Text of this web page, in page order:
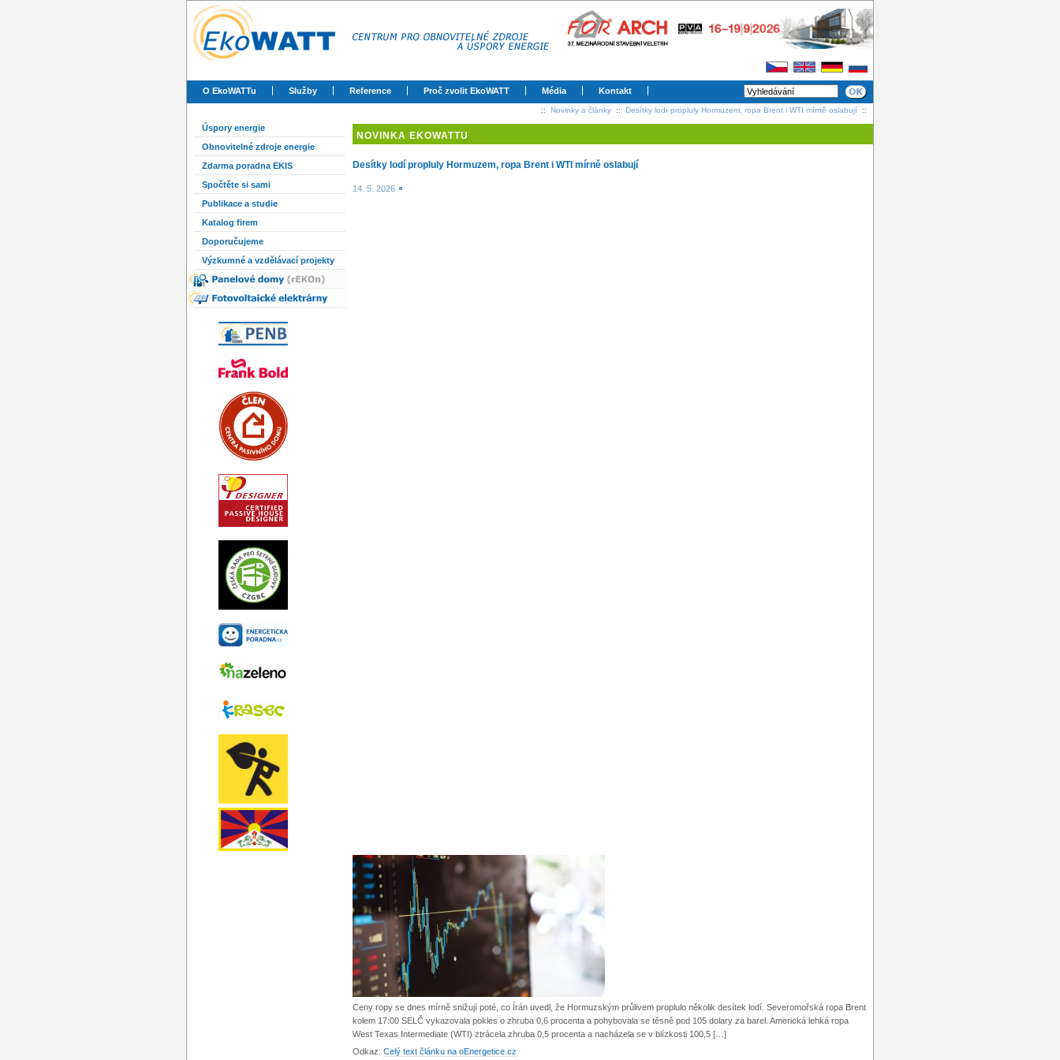
O EkoWATTu Služby Reference Proč zvolit EkoWATT Média Kontakt
:: Novinky a články :: Desítky lodí propluly Hormuzem, ropa Brent i WTI mírně oslabují ::
Úspory energie
Obnovitelné zdroje energie
Zdarma poradna EKIS
Spočtěte si sami
Publikace a studie
Katalog firem
Doporučujeme
Výzkumné a vzdělávací projekty
NOVINKA EKOWATTU
Desítky lodí propluly Hormuzem, ropa Brent i WTI mírně oslabují
14. 5. 2026
Ceny ropy se dnes mírně snižují poté, co Írán uvedl, že Hormuzským průlivem proplulo několik desítek lodí. Severomořská ropa Brent
kolem 17:00 SELČ vykazovala pokles o zhruba 0,6 procenta a pohybovala se těsně pod 105 dolary za barel. Americká lehká ropa
West Texas Intermediate (WTI) ztrácela zhruba 0,5 procenta a nacházela se v blízkosti 100,5 […]
Odkaz: Celý text článku na oEnergetice.cz